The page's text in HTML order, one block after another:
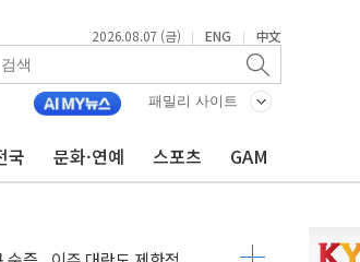
2026.08.07 (금) | ENG | 中文
패밀리 사이트
국 문화·연예 스포츠 GAM
사용권 획득
심
캐릭터가 AI로 플레이한다
순증...이주 대란도 제한적